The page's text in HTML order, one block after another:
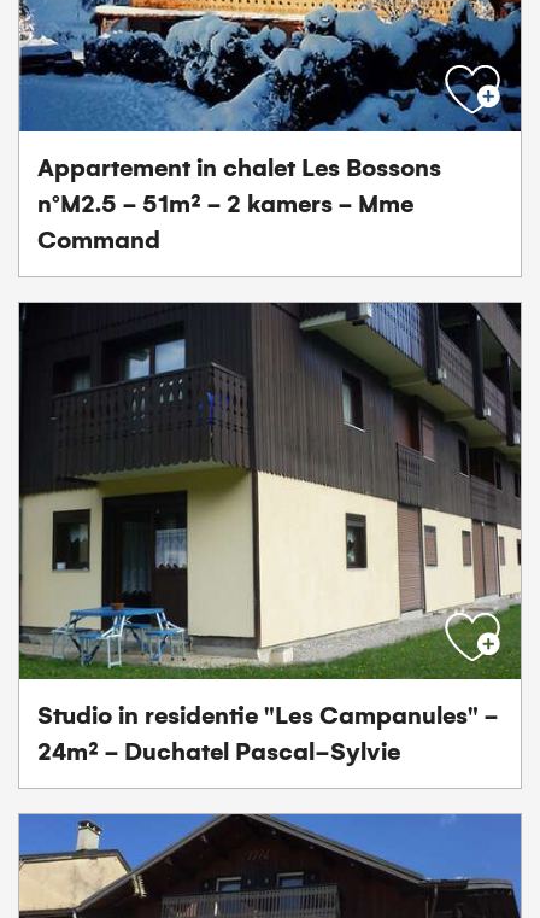
Appartement in chalet Les Bossons
n°M2.5 - 51m² - 2 kamers - Mme
Command
Studio in residentie "Les Campanules" -
24m² - Duchatel Pascal-Sylvie